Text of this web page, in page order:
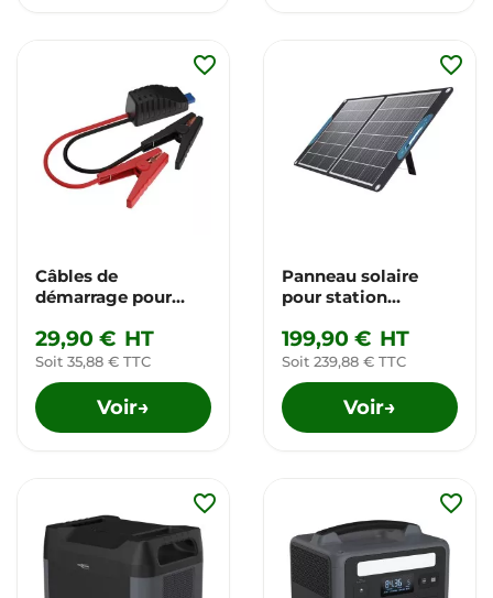
Câbles de
démarrage pour
portable
29,90 € HT
Soit 35,88 € TTC
Voir→
favorite_border
Panneau solaire
pour station
199,90 € HT
Soit 239,88 € TTC
Voir→
favorite_border
favorite_border favorite_border